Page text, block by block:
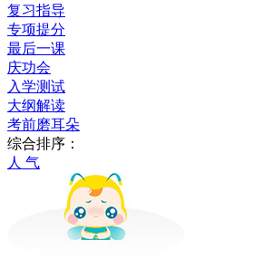
复习指导
专项提分
最后一课
庆功会
入学测试
大纲解读
考前磨耳朵
综合排序：
人 气